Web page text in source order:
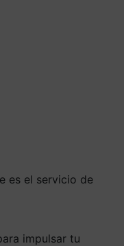
es el servicio de
impulsar tu